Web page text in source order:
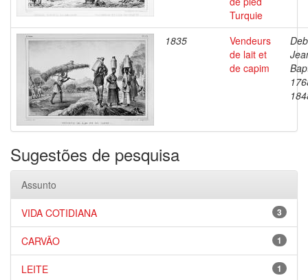
Turquie
1835
Vendeurs
de lait et
de capim
Sugestões de pesquisa
Assunto
3
VIDA COTIDIANA
1
CARVÃO
1
LEITE